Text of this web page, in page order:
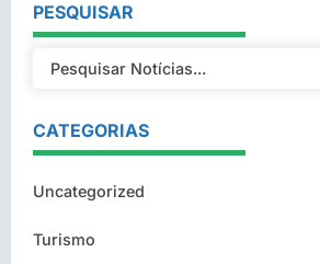
PESQUISAR
CATEGORIAS
Uncategorized
Turismo